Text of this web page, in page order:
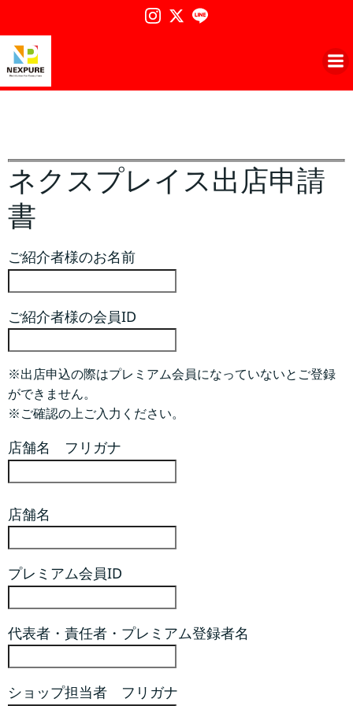
コ
ン
ッ
プ
ネクスプレイス出店申請
書
ご紹介者様のお名前
ご紹介者様の会員ID
※出店申込の際はプレミアム会員になっていないとご登録
ができません。
※ご確認の上ご入力ください。
店舗名 フリガナ
店舗名
プレミアム会員ID
代表者・責任者・プレミアム登録者名
ショップ担当者 フリガナ